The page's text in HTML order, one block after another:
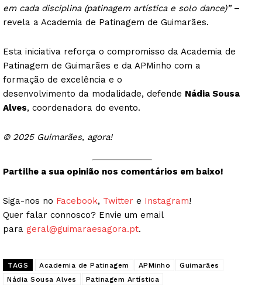
em cada disciplina (patinagem artística e solo dance)”–
revela a Academia de Patinagem de Guimarães.
Esta iniciativa reforça o compromisso da Academia de
Patinagem de Guimarães e da APMinho com a
formação de excelência e o
desenvolvimento da modalidade, defende Nádia Sousa
Alves, coordenadora do evento.
© 2025 Guimarães, agora!
Partilhe a sua opinião nos comentários em baixo!
Siga-nos no Facebook, Twitter e Instagram!
Quer falar connosco? Envie um email
para geral@guimaraesagora.pt.
TAGS Academia de Patinagem APMinho
Guimarães
Nádia Sousa Alves
Patinagem Artística